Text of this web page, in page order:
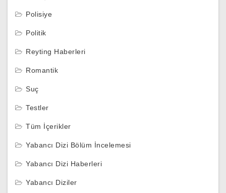
Polisiye
Politik
Reyting Haberleri
Romantik
Suç
Testler
Tüm İçerikler
Yabancı Dizi Bölüm İncelemesi
Yabancı Dizi Haberleri
Yabancı Diziler